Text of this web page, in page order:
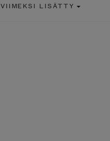
VIIMEKSI LISÄTTY